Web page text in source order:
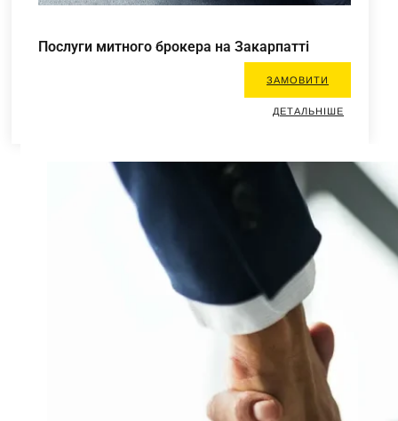
Послуги митного брокера на Закарпатті
ЗАМОВИТИ
ДЕТАЛЬНІШЕ